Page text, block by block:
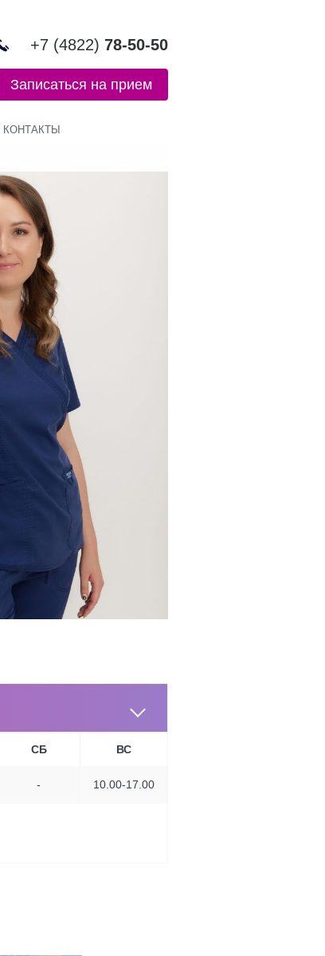
+7 (4822) 78-50-50
Записаться на прием
КОНТАКТЫ
СБ ВС
- 10.00-17.00